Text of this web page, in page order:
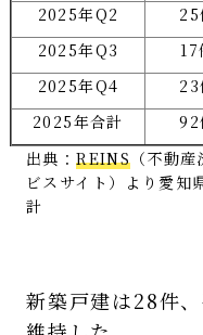
2025年Q2
25
2025年Q3
17
2025年Q4
23
2025年合計
92
出典：REINS （不動
ビスサイト）より愛知
計
新築戸建は28件